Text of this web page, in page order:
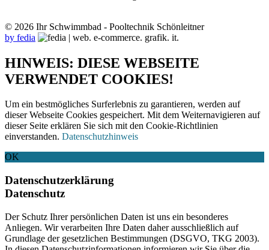
© 2026 Ihr Schwimmbad - Pooltechnik Schönleitner
by fedia
HINWEIS: DIESE WEBSEITE
VERWENDET COOKIES!
Um ein bestmögliches Surferlebnis zu garantieren, werden auf
dieser Webseite Cookies gespeichert. Mit dem Weiternavigieren auf
dieser Seite erklären Sie sich mit den Cookie-Richtlinien
einverstanden. Datenschutzhinweis
OK
Datenschutzerklärung
Datenschutz
Der Schutz Ihrer persönlichen Daten ist uns ein besonderes
Anliegen. Wir verarbeiten Ihre Daten daher ausschließlich auf
Grundlage der gesetzlichen Bestimmungen (DSGVO, TKG 2003).